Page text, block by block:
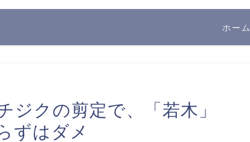
ホーム
ジクの剪定で、「若木」
ずはダメ